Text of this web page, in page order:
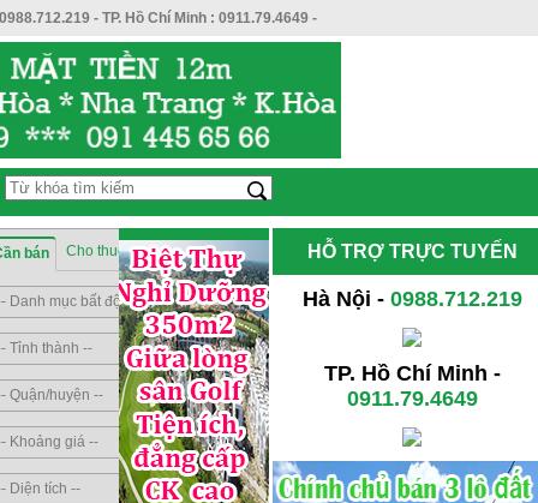
0988.712.219 - TP. Hồ Chí Minh : 0911.79.4649 -
HỖ TRỢ TRỰC TUYẾN
Hà Nội - 0988.712.219
TP. Hồ Chí Minh -
0911.79.4649
bán Cho thuê Sang nhượng